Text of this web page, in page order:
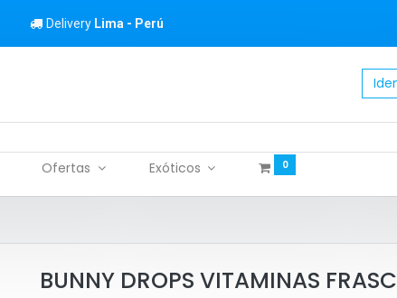
Delivery Lima - Perú
Ofertas Exóticos 0
BUNNY DROPS VITAMINAS